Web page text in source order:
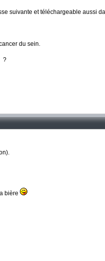
suivante et téléchargeable aussi
du sein.
?
bière